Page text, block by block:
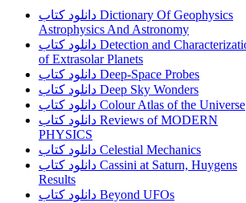
دانلود کتاب Dictionary Of Geophysics
Astrophysics And Astronomy
دانلود کتاب Detection and Characterization
of Extrasolar Planets
دانلود کتاب Deep-Space Probes
دانلود کتاب Deep Sky Wonders
دانلود کتاب Colour Atlas of the Universe
دانلود کتاب Reviews of MODERN
PHYSICS
دانلود کتاب Celestial Mechanics
دانلود کتاب Cassini at Saturn, Huygens
Results
دانلود کتاب Beyond UFOs